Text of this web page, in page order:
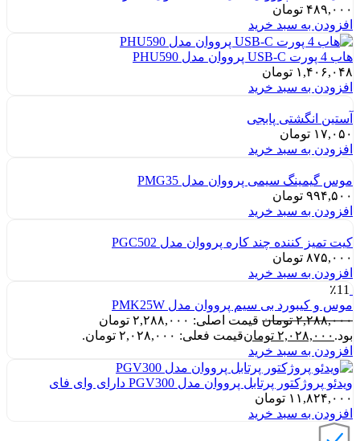
۴۸۹,۰۰۰ تومان
افزودن به سبد خرید
هاب 4 پورت USB-C پرووان مدل PHU590
۱,۴۰۶,۰۴۸ تومان
افزودن به سبد خرید
آستین انگشتی پابجی
۱۷,۰۵۰ تومان
افزودن به سبد خرید
موس گیمینگ سیمی پرووان مدل PMG35
۹۹۴,۵۰۰ تومان
افزودن به سبد خرید
کیت تمیز کننده چند کاره پرووان مدل PGC502
۸۷۵,۰۰۰ تومان
افزودن به سبد خرید
٪11
موس و کیبورد بی سیم پرووان مدل PMK25W
۲,۲۸۸,۰۰۰ تومان
قیمت اصلی: ۲,۲۸۸,۰۰۰ تومان
بود. ۲,۰۲۸,۰۰۰ تومانقیمت فعلی: ۲,۰۲۸,۰۰۰ تومان.
افزودن به سبد خرید
ویدئو پروژکتور پرتابل پرووان مدل PGV300 دارای وای فای
۱۱,۸۲۴,۰۰۰ تومان
افزودن به سبد خرید